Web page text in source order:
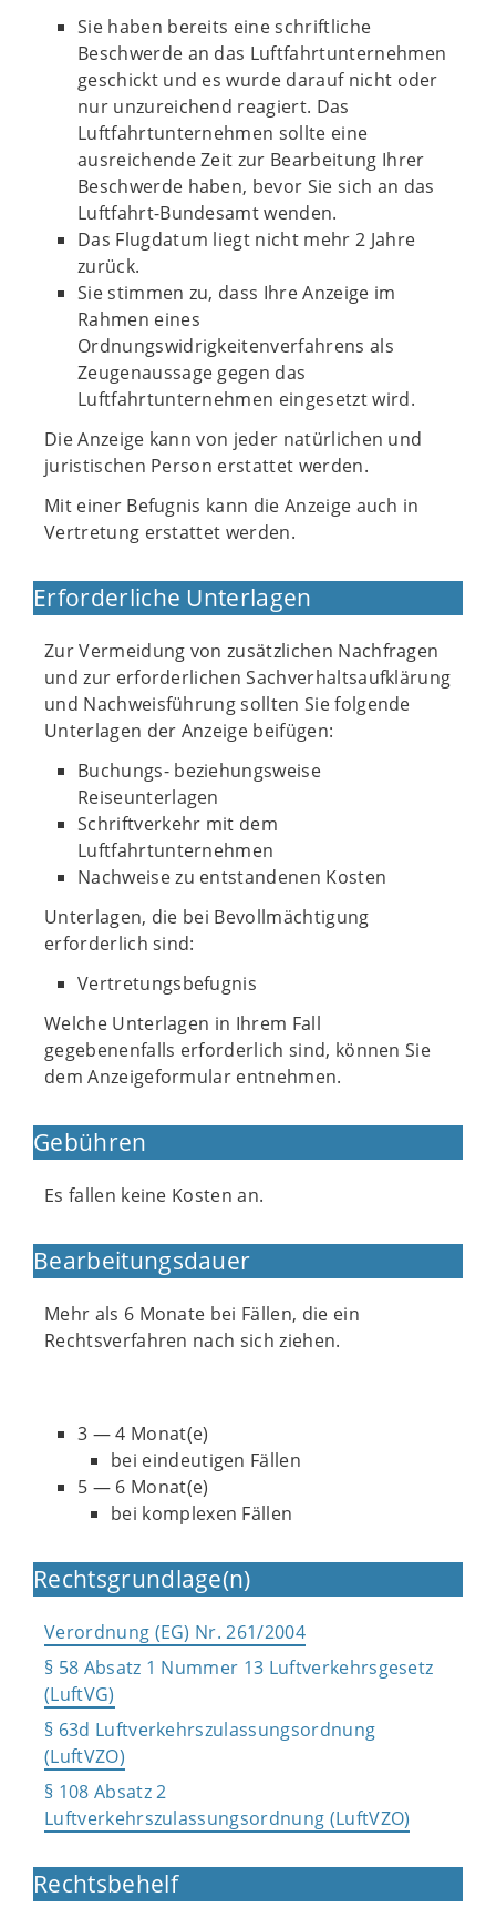
Sie haben bereits eine schriftliche
Beschwerde an das Luftfahrtunternehmen
geschickt und es wurde darauf nicht oder
nur unzureichend reagiert. Das
Luftfahrtunternehmen sollte eine
ausreichende Zeit zur Bearbeitung Ihrer
Beschwerde haben, bevor Sie sich an das
Luftfahrt-Bundesamt wenden.
Das Flugdatum liegt nicht mehr 2 Jahre
zurück.
Sie stimmen zu, dass Ihre Anzeige im
Rahmen eines
Ordnungswidrigkeitenverfahrens als
Zeugenaussage gegen das
Luftfahrtunternehmen eingesetzt wird.
Die Anzeige kann von jeder natürlichen und
juristischen Person erstattet werden.
Mit einer Befugnis kann die Anzeige auch in
Vertretung erstattet werden.
Erforderliche Unterlagen
Zur Vermeidung von zusätzlichen Nachfragen
und zur erforderlichen Sachverhaltsaufklärung
und Nachweisführung sollten Sie folgende
Unterlagen der Anzeige beifügen:
Buchungs- beziehungsweise
Reiseunterlagen
Schriftverkehr mit dem
Luftfahrtunternehmen
Nachweise zu entstandenen Kosten
Unterlagen, die bei Bevollmächtigung
erforderlich sind:
Vertretungsbefugnis
Welche Unterlagen in Ihrem Fall
gegebenenfalls erforderlich sind, können Sie
dem Anzeigeformular entnehmen.
Gebühren
Es fallen keine Kosten an.
Bearbeitungsdauer
Mehr als 6 Monate bei Fällen, die ein
Rechtsverfahren nach sich ziehen.
3 — 4 Monat(e)
bei eindeutigen Fällen
5 — 6 Monat(e)
bei komplexen Fällen
Rechtsgrundlage(n)
Verordnung (EG) Nr. 261/2004
§ 58 Absatz 1 Nummer 13 Luftverkehrsgesetz
(LuftVG)
§ 63d Luftverkehrszulassungsordnung
(LuftVZO)
§ 108 Absatz 2
Luftverkehrszulassungsordnung (LuftVZO)
Rechtsbehelf